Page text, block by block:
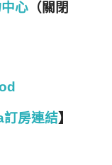
心 （關閉
房連結】